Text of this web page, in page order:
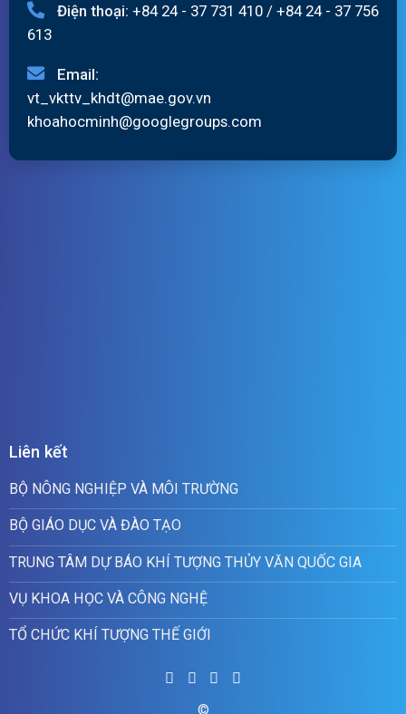
Điện thoại: +84 24 - 37 731 410 / +84 24 - 37 756
613
Email:
vt_vkttv_khdt@mae.gov.vn
khoahocminh@googlegroups.com
Liên kết
BỘ NÔNG NGHIỆP VÀ MÔI TRƯỜNG
BỘ GIÁO DỤC VÀ ĐÀO TẠO
TRUNG TÂM DỰ BÁO KHÍ TƯỢNG THỦY VĂN QUỐC GIA
VỤ KHOA HỌC VÀ CÔNG NGHỆ
TỔ CHỨC KHÍ TƯỢNG THẾ GIỚI
©